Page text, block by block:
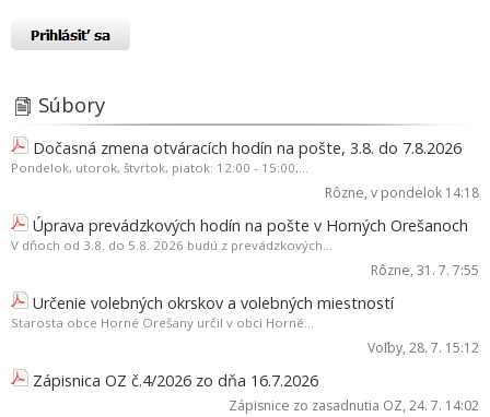
Súbory
Dočasná zmena otváracích hodín na pošte, 3.8. do 7.8.2026
Pondelok, utorok, štvrtok, piatok: 12:00 - 15:00,...
Rôzne, v pondelok 14:18
Úprava prevádzkových hodín na pošte v Horných Orešanoch
V dňoch od 3.8. do 5.8. 2026 budú z prevádzkových...
Rôzne, 31. 7. 7:55
Určenie volebných okrskov a volebných miestností
Starosta obce Horné Orešany určil v obci Horné...
Voľby, 28. 7. 15:12
Zápisnica OZ č.4/2026 zo dňa 16.7.2026
Zápisnice zo zasadnutia OZ, 24. 7. 14:02